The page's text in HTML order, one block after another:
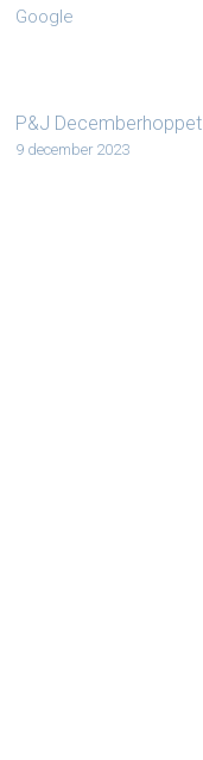
Google
P&J Decemberhoppet
9 december 2023